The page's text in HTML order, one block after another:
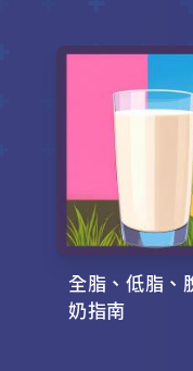
全脂、低脂、
奶指南